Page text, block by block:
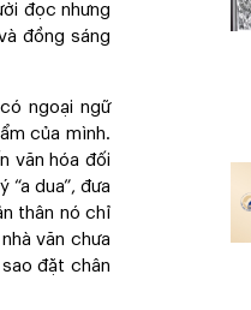
đọc nhưng
đồng sáng
ngoại ngữ
của mình.
văn hóa đối
dua”, đưa
thân nó chỉ
văn chưa
đặt chân